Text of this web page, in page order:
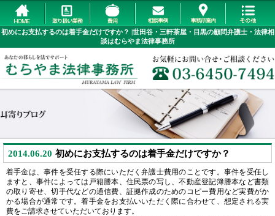
初めにお支払するのは着手金だけですか？ |世田谷・三軒茶屋・目黒の顧問弁護士・法律相
談はむらやま法律事務所
2014.06.20 初めにお支払するのは着手金だけですか？
着手金は、事件を受任する際にいただく弁護士費用のことです。事件を受任し
ますと、事件によっては戸籍謄本、住民票の写し、不動産登記簿謄本など書類
の取り寄せ、切手代などの通信費、証拠作成のためのコピー費用など実費がか
かる場合が通常です。着手金をお支払いいただく際に合わせて、想定される実
費をご請求させていただいております。